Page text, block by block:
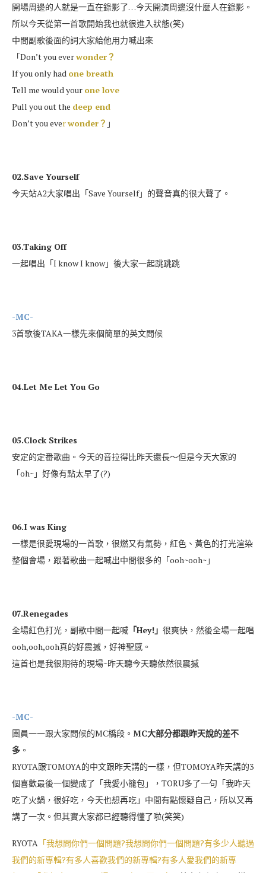
開場周邊的人就是一直在錄影了…今天開演周邊沒什麼人在錄影。
所以今天從第一首歌開始我也就很進入狀態(笑)
中間副歌後面的詞大家給他用力喊出來
「Don’t you everwonder？
If you only had one breath
Tell me would your one love
Pull you out the deep end
Don’t you everwonder？ 」
02.Save Yourself
今天站A2大家唱出「Save Yourself」的聲音真的很大聲了。
03.Taking Off
一起唱出「I know I know」後大家一起跳跳跳
-MC-
3首歌後TAKA一樣先來個簡單的英文問候
04.Let Me Let You Go
05.Clock Strikes
安定的定番歌曲。今天的音拉得比昨天還長～但是今天大家的
「oh~」好像有點太早了(?)
06.I was King
一樣是很愛現場的一首歌，很燃又有氣勢，紅色、黃色的打光渲染
整個會場，跟著歌曲一起喊出中間很多的「ooh~ooh~」
07.Renegades
全場紅色打光，副歌中間一起喊 「Hey!」 很爽快，然後全場一起唱
ooh,ooh,ooh真的好震撼，好神聖感。
這首也是我很期待的現場~昨天聽今天聽依然很震撼
-MC-
團員一一跟大家問候的MC橋段。 MC大部分都跟昨天說的差不
多 。
RYOTA跟TOMOYA的中文跟昨天講的一樣，但TOMOYA昨天講的3
個喜歡最後一個變成了「我愛小籠包」，TORU多了一句「我昨天
吃了火鍋，很好吃，今天也想再吃」中間有點懷疑自己，所以又再
講了一次。但其實大家都已經聽得懂了啦(笑笑)
RYOTA 「我想問你們一個問題?我想問你們一個問題?有多少人聽過
我們的新專輯?有多人喜歡我們的新專輯?有多人愛我們的新專